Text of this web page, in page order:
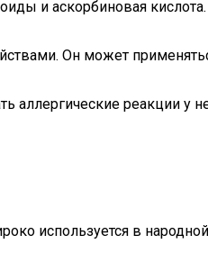
и аскорбиновая
Он может
аллергические реакции у
используется в